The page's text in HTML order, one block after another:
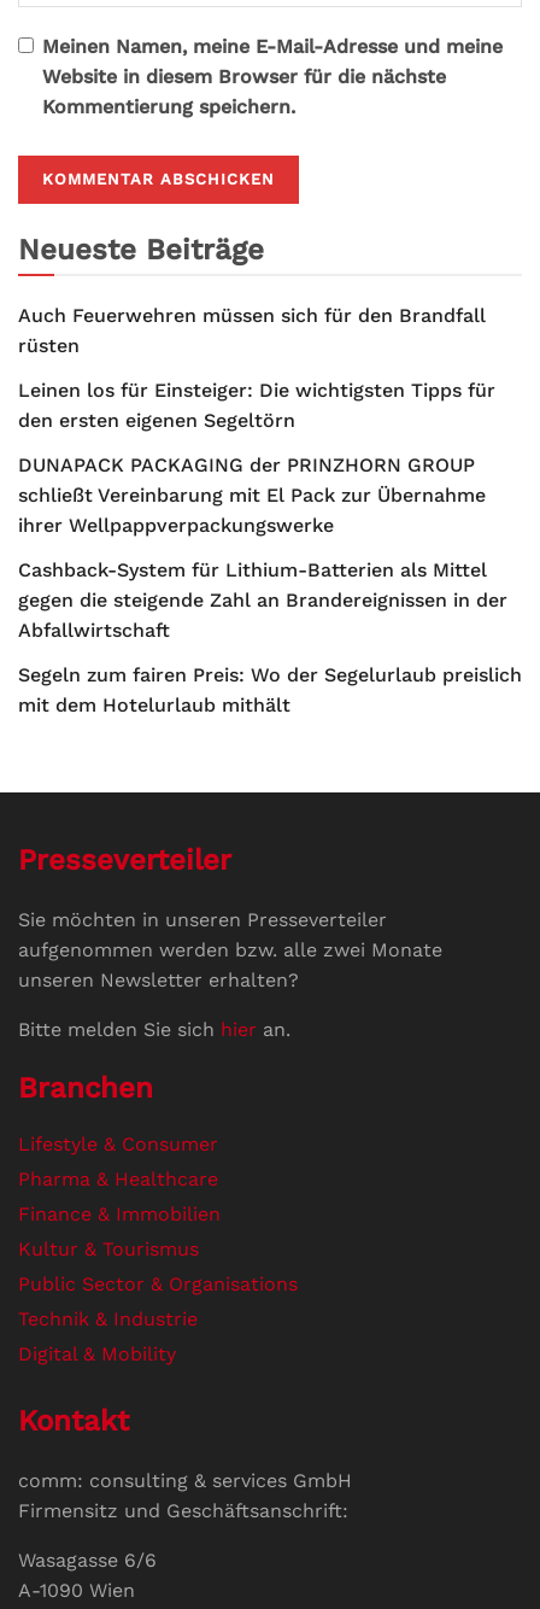
Meinen Namen, meine E-Mail-Adresse und meine
Website in diesem Browser für die nächste
Kommentierung speichern.
Neueste Beiträge
Auch Feuerwehren müssen sich für den Brandfall
rüsten
Leinen los für Einsteiger: Die wichtigsten Tipps für
den ersten eigenen Segeltörn
DUNAPACK PACKAGING der PRINZHORN GROUP
schließt Vereinbarung mit El Pack zur Übernahme
ihrer Wellpappverpackungswerke
Cashback-System für Lithium-Batterien als Mittel
gegen die steigende Zahl an Brandereignissen in der
Abfallwirtschaft
Segeln zum fairen Preis: Wo der Segelurlaub preislich
mit dem Hotelurlaub mithält
Presseverteiler
Sie möchten in unseren Presseverteiler
aufgenommen werden bzw. alle zwei Monate
unseren Newsletter erhalten?
Bitte melden Sie sich hier an.
Branchen
Lifestyle & Consumer
Pharma & Healthcare
Finance & Immobilien
Kultur & Tourismus
Public Sector & Organisations
Technik & Industrie
Digital & Mobility
Kontakt
comm: consulting & services GmbH
Firmensitz und Geschäftsanschrift:
Wasagasse 6/6
A-1090 Wien